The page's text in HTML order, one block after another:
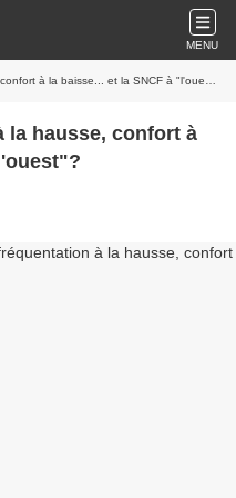
MENU
à la baisse... et la SNCF à "l'ouest"?
la hausse, confort à